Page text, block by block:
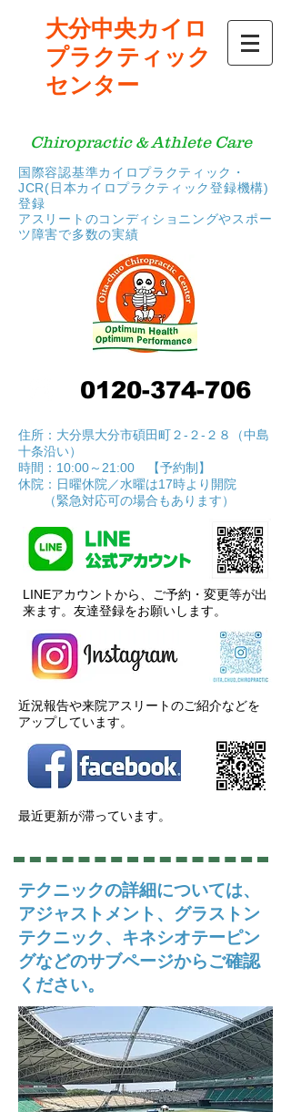
大分中央カイロ
プラクティック
センター
Chiropractic & Athlete Care
国際容認基準カイロプラクティック・
JCR(日本カイロプラクティック登録機構)
登録
​アスリートのコンディショニングやスポー
ツ障害で多数の実績
0120-374-706
住所：大分県大分市碩田町２‐２‐２８（中島
十条沿い）
時間：10:00～21:00 【予約制】
休院：日曜休院／水曜は17時より開院
（緊急対応可の場合もあります）
LINEアカウントから、ご予約・変更等が出
来ます。 友達登録をお願いします。
​近況報告や来院アスリートのご紹介などを
アップしています。
最近更新が滞っています。
テクニックの詳細については、
アジャストメント、グラストン
テクニック、キネシオテーピン
グなどのサブページからご確認
ください。